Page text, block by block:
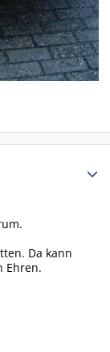
Da kann
Ehren.